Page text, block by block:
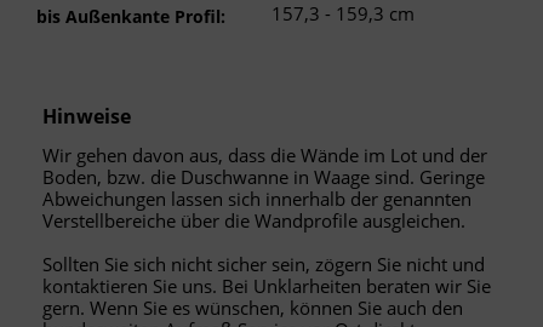
bis Außenkante Profil: 157,3 - 159,3 cm
Hinweise
Wir gehen davon aus, dass die Wände im Lot und der
Boden, bzw. die Duschwanne in Waage sind. Geringe
Abweichungen lassen sich innerhalb der genannten
Verstellbereiche über die Wandprofile ausgleichen.
Sollten Sie sich nicht sicher sein, zögern Sie nicht und
kontaktieren Sie uns. Bei Unklarheiten beraten wir Sie
gern. Wenn Sie es wünschen, können Sie auch den